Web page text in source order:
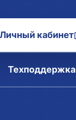
Личный кабинет
Техподдержка